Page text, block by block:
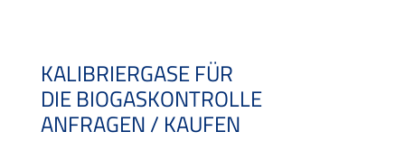
KALIBRIERGASE FÜR
DIE BIOGASKONTROLLE
ANFRAGEN / KAUFEN